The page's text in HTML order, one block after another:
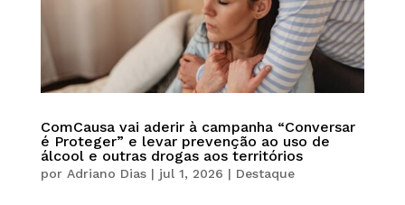
ComCausa vai aderir à campanha “Conversar
é Proteger” e levar prevenção ao uso de
álcool e outras drogas aos territórios
por Adriano Dias| jul 1, 2026 | Destaque